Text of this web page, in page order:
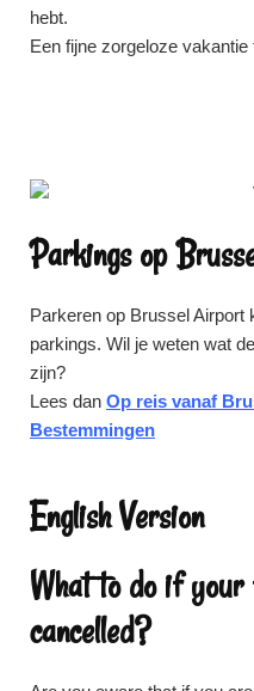
hebt.
Een fijne zorgeloze vakantie
Parkings op
Parkeren op Brussel Airport
parkings. Wil je weten wat
zijn?
Lees dan Op reis vanaf
Bestemmingen
English Version
What to do if
cancelled?